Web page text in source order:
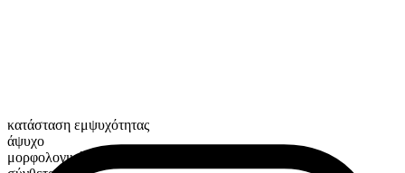
κατάσταση εμψυχότητας
άψυχο
μορφολογική σύνθεση